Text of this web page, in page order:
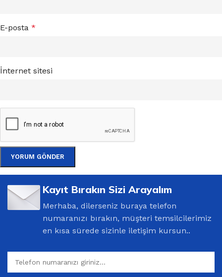
E-posta *
İnternet sitesi
Kayıt Bırakın Sizi Arayalım
Merhaba, dilerseniz buraya telefon
numaranızı bırakın, müşteri temsilcilerimiz
en kısa sürede sizinle iletişim kursun..